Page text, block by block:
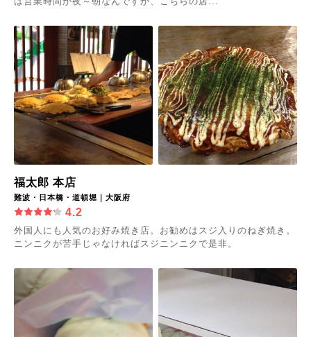
福太郎 本店
難波・日本橋・道頓堀｜大阪府
4.2
外国人にも人気のお好み焼き店。お勧めはスジ入りのねぎ焼き。
ニンニクが苦手じゃなければスジニンニクで是非。